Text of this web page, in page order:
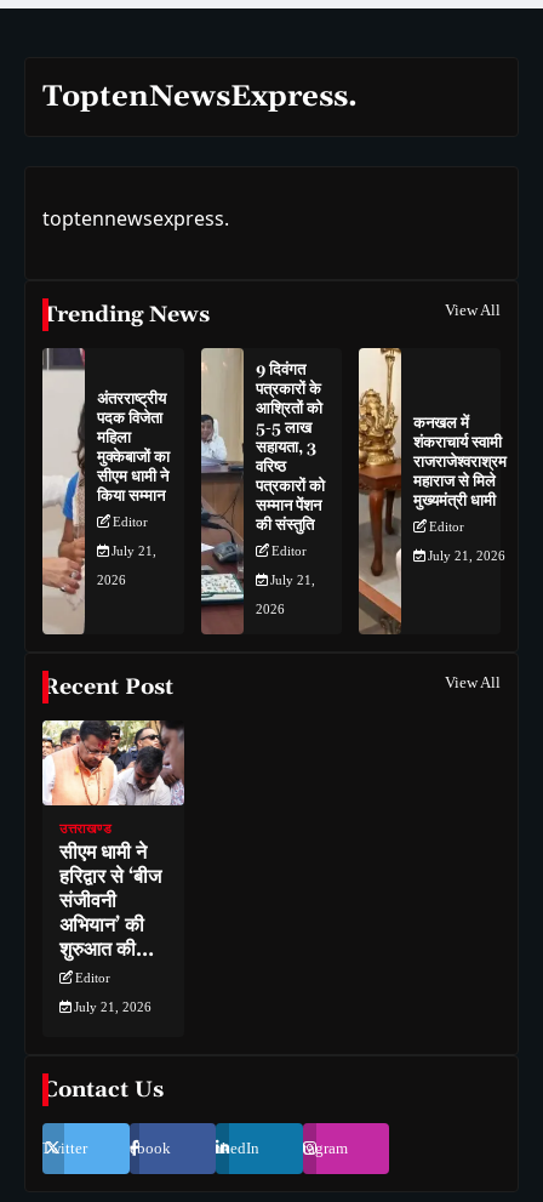
ToptenNewsExpress.
toptennewsexpress.
Trending News View All
अंतरराष्ट्रीय
पदक विजेता
महिला
मुक्केबाजों का
सीएम धामी ने
किया सम्मान
Editor
July 21,
2026
9 दिवंगत
पत्रकारों के
आश्रितों को
5-5 लाख
सहायता, 3
वरिष्ठ
पत्रकारों को
सम्मान पेंशन
की संस्तुति
Editor
July 21,
2026
कनखल में
शंकराचार्य स्वामी
राजराजेश्वराश्रम
महाराज से मिले
मुख्यमंत्री धामी
Editor
July 21, 2026
Recent Post View All
उत्तराखण्ड
सीएम धामी ने
हरिद्वार से ‘बीज
संजीवनी
अभियान’ की
शुरुआत की…
Editor
July 21, 2026
Contact Us
Twitter Facebook LinkedIn Instagram